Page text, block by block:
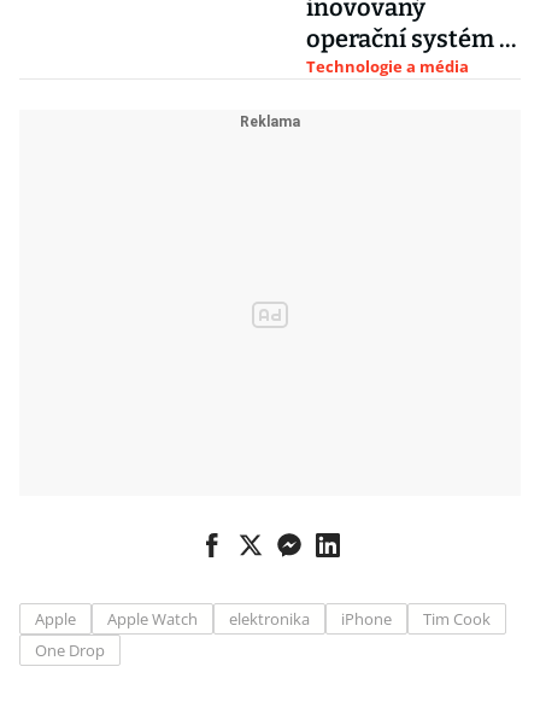
i Apple
inovovaný
operační systém a
nejvýkonnější Mac
Technologie a média
Apple Apple Watch elektronika iPhone
Tim Cook
One Drop